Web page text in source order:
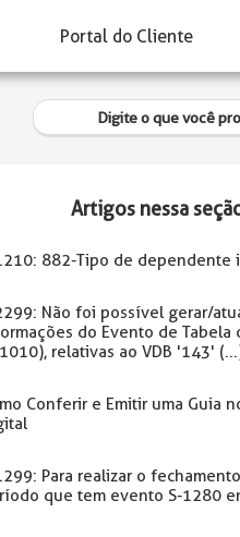
Portal do Cliente
Artigos nessa
882-Tipo de dependente
Não foi possível gerar/
do Evento de Tabela
relativas ao VDB '143'
Conferir e Emitir uma Guia
Para realizar o
que tem evento S-1280